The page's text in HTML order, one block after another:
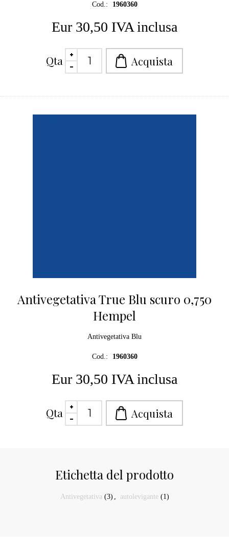
Cod.: 1960360
Eur 30,50 IVA inclusa
Qta
Antivegetativa True Blu scuro 0,750
Hempel
Antivegetativa Blu
Cod.: 1960360
Eur 30,50 IVA inclusa
Qta
Etichetta del prodotto
Antivegetativa (3) , autolevigante (1)